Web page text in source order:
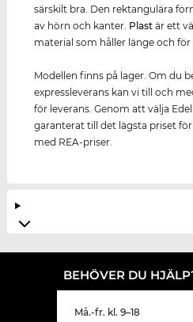
särskilt bra. Den rektangulära
av hörn och kanter. Plast är ett
material som håller länge och
Modellen finns på lager. Om du
expressleverans kan vi till och
för leverans. Genom att välja
garanterat till det lägsta priset
med REA-priser.
BEHÖVER DU
Må.-fr. kl. 9–18